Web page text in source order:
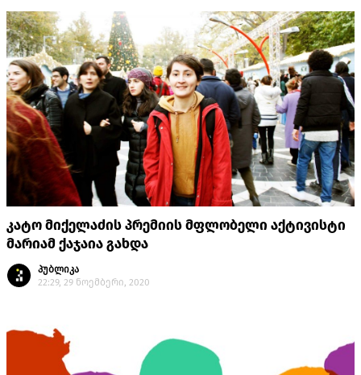
კატო მიქელაძის პრემიის მფლობელი აქტივისტი
მარიამ ქაჯაია გახდა
პუბლიკა
22:29, 29 ნოემბერი, 2020